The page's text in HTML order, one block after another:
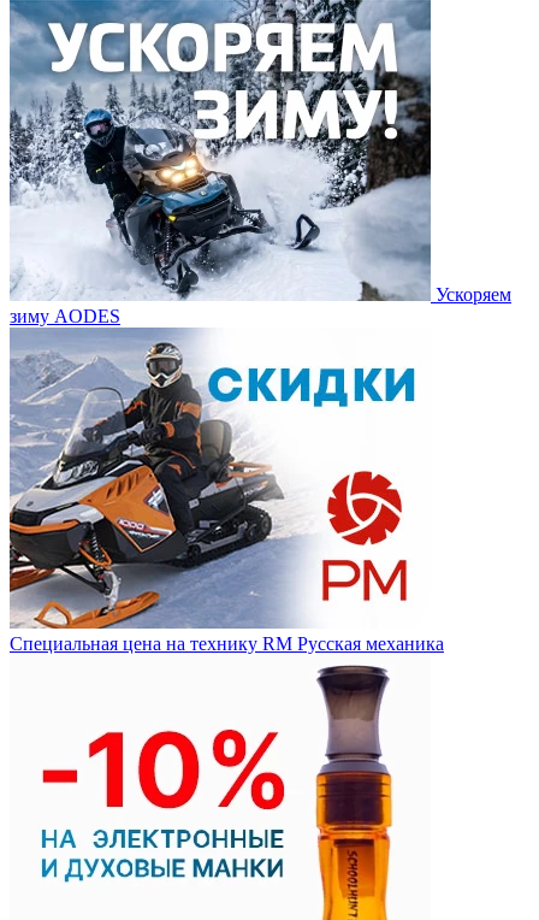
Ускоряем
зиму AODES
Специальная цена на технику RM Русская механика